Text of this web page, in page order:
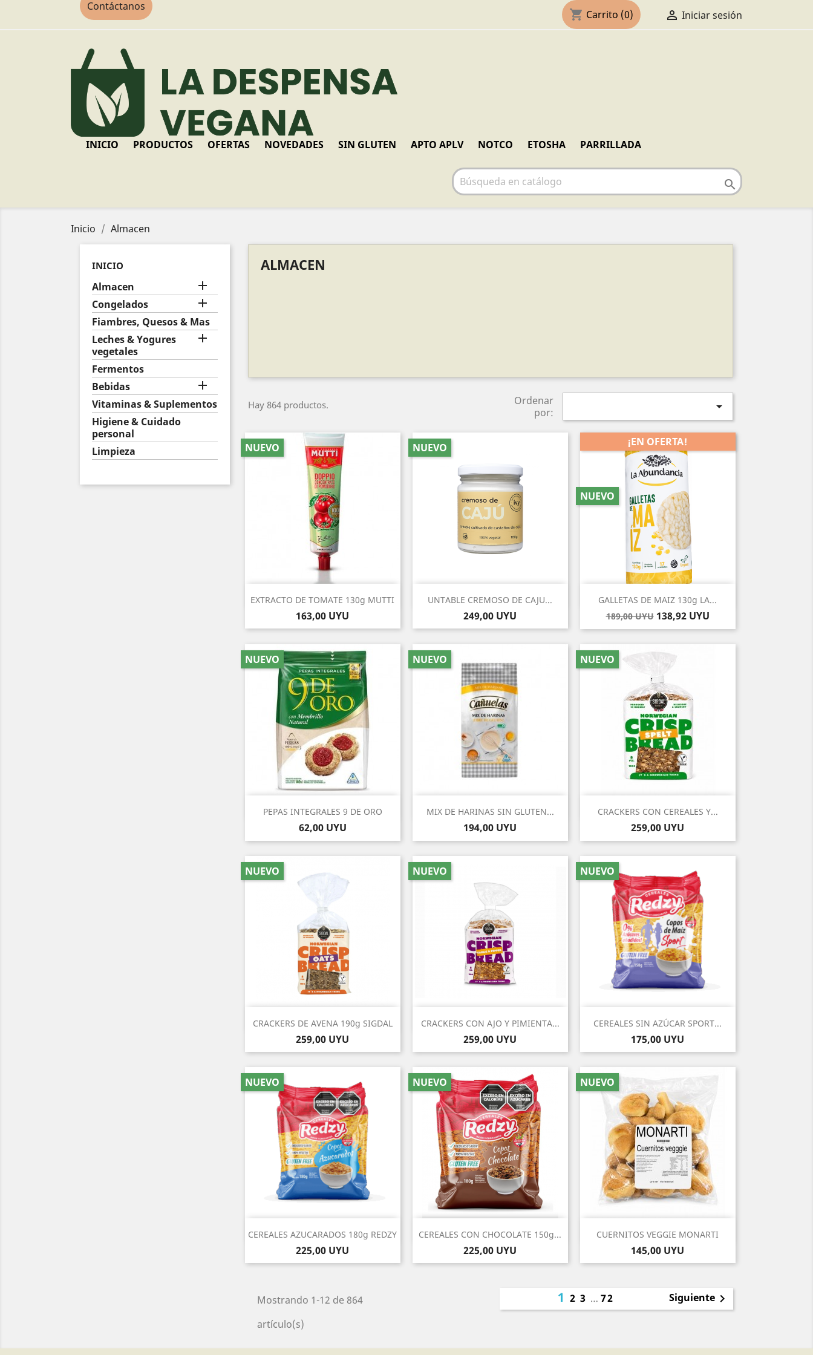
Contáctanos
shopping_cart Carrito (0)  Iniciar sesión
INICIO PRODUCTOS OFERTAS NOVEDADES SIN GLUTEN APTO APLV NOTCO ETOSHA PARRILLADA

Inicio Almacen
INICIO
Almacen 
Congelados 
Fiambres, Quesos & Mas
Leches & Yogures
vegetales

Fermentos
Bebidas

Vitaminas & Suplementos
Higiene & Cuidado
personal
Limpieza
ALMACEN
Hay 864 productos.
Ordenar
por:

EXTRACTO DE TOMATE 130g MUTTI
Precio
163,00 UYU
NUEVO
Vista rápida UNTABLE CREMOSO DE CAJU...
Precio
249,00 UYU
NUEVO
Vista rápida GALLETAS DE MAIZ 130g LA...
Precio
base
189,00 UYU Precio
138,92 UYU
¡EN OFERTA!
NUEVO
Vista rápida
PEPAS INTEGRALES 9 DE ORO
Precio
62,00 UYU
NUEVO
Vista rápida MIX DE HARINAS SIN GLUTEN...
Precio
194,00 UYU
NUEVO
Vista rápida CRACKERS CON CEREALES Y...
Precio
259,00 UYU
NUEVO
Vista rápida
CRACKERS DE AVENA 190g SIGDAL
Precio
259,00 UYU
NUEVO
Vista rápida CRACKERS CON AJO Y PIMIENTA...
Precio
259,00 UYU
NUEVO
Vista rápida CEREALES SIN AZÚCAR SPORT...
Precio
175,00 UYU
NUEVO
 Vista rápida
CEREALES AZUCARADOS 180g REDZY
Precio
225,00 UYU
NUEVO
Vista rápida CEREALES CON CHOCOLATE 150g...
Precio
225,00 UYU
NUEVO
Vista rápida CUERNITOS VEGGIE MONARTI
Precio
145,00 UYU
NUEVO
Vista rápida
Mostrando 1-12 de 864
artículo(s)
123 … 72 Siguiente